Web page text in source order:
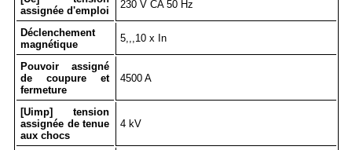
assignée d'emploi
230 V CA 50 Hz
Déclenchement
magnétique
5,,,10 x In
Pouvoir assigné
de coupure et
fermeture
4500 A
[Uimp] tension
assignée de tenue
aux chocs
4 kV